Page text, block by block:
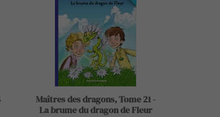
Maîtres des dragons, Tome 21 -
La brume du dragon de Fleur